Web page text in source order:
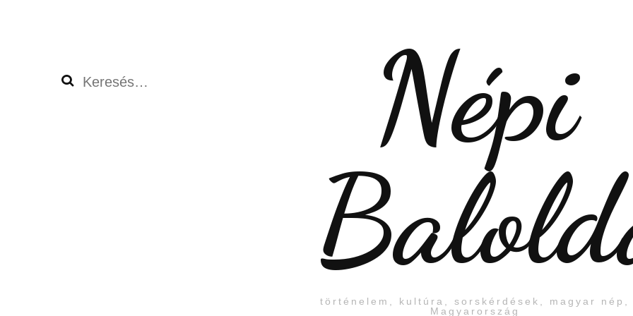
Keresés:
Népi
történelem, kultúra, sorskérdések, magyar nép,
Magyarország